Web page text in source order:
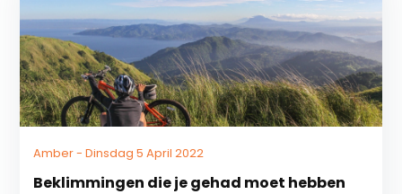
Amber - Dinsdag 5 April 2022
Beklimmingen die je gehad moet hebben